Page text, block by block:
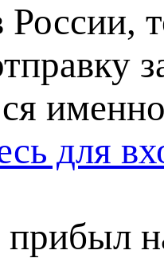
России,
для